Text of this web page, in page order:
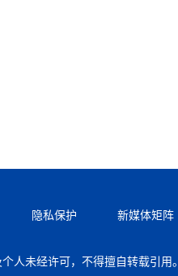
隐私保护 新媒体矩阵
人未经许可，不得擅自转载引用。